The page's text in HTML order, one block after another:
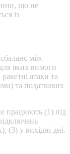
що не
із
між
яких вимоги
атаки та
та податкових
працюють (1) під
(3) у вихідні дні.